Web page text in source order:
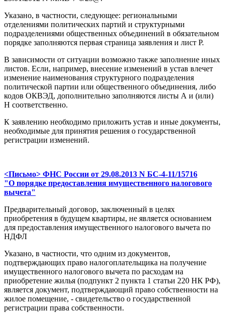
Указано, в частности, следующее: региональными
отделениями политических партий и структурными
подразделениями общественных объединений в обязательном
порядке заполняются первая страница заявления и лист Р.
В зависимости от ситуации возможно также заполнение иных
листов. Если, например, внесение изменений в устав влечет
изменение наименования структурного подразделения
политической партии или общественного объединения, либо
кодов ОКВЭД, дополнительно заполняются листы А и (или)
Н соответственно.
К заявлению необходимо приложить устав и иные документы,
необходимые для принятия решения о государственной
регистрации изменений.
<Письмо> ФНС России от 29.08.2013 N БС-4-11/15716
"О порядке предоставления имущественного налогового
вычета"
Предварительный договор, заключенный в целях
приобретения в будущем квартиры, не является основанием
для предоставления имущественного налогового вычета по
НДФЛ
Указано, в частности, что одним из документов,
подтверждающих право налогоплательщика на получение
имущественного налогового вычета по расходам на
приобретение жилья (подпункт 2 пункта 1 статьи 220 НК РФ),
является документ, подтверждающий право собственности на
жилое помещение, - свидетельство о государственной
регистрации права собственности.